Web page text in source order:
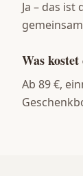
Ja – das
Was
Ab 89 €,